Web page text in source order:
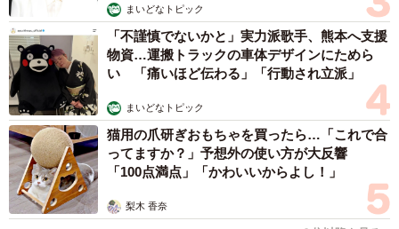
まいどなトピック
「不謹慎でないかと」実力派歌手、熊本へ支援
物資…運搬トラックの車体デザインにためら
い 「痛いほど伝わる」「行動され立派」
まいどなトピック
猫用の爪研ぎおもちゃを買ったら…「これで合
ってますか？」予想外の使い方が大反響
「100点満点」「かわいいからよし！」
梨木 香奈